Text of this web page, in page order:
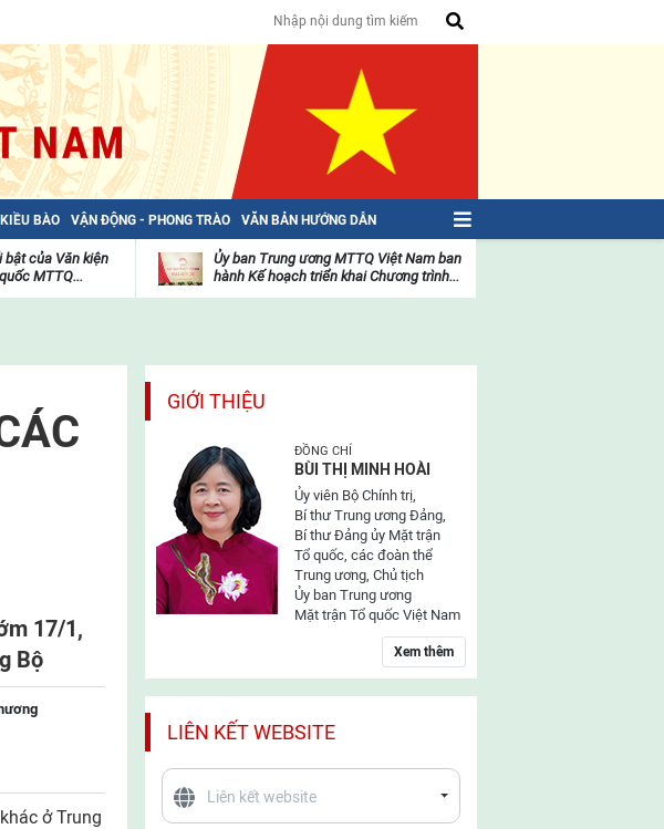
BÀO VẬN ĐỘNG - PHONG TRÀO VĂN BẢN HƯỚNG DẪN
bật của Văn kiện
MTTQ...
mặt
trận
Ủy ban Trung ương MTTQ Việt Nam ban
hành Kế hoạch triển khai Chương trình...
17/1,
Bộ
ở Trung
GIỚI THIỆU
ĐỒNG CHÍ
BÙI THỊ MINH HOÀI
Ủy viên Bộ Chính trị,
Bí thư Trung ương Đảng,
Bí thư Đảng ủy Mặt trận
Tổ quốc, các đoàn thể
Trung ương, Chủ tịch
Ủy ban Trung ương
Mặt trận Tổ quốc Việt Nam
Xem thêm
LIÊN KẾT WEBSITE